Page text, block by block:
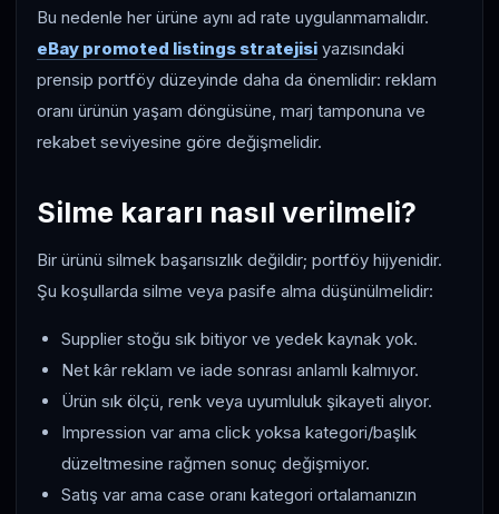
Bu nedenle her ürüne aynı ad rate uygulanmamalıdır.
eBay promoted listings stratejisi yazısındaki
prensip portföy düzeyinde daha da önemlidir: reklam
oranı ürünün yaşam döngüsüne, marj tamponuna ve
rekabet seviyesine göre değişmelidir.
Silme kararı nasıl verilmeli?
Bir ürünü silmek başarısızlık değildir; portföy hijyenidir.
Şu koşullarda silme veya pasife alma düşünülmelidir:
Supplier stoğu sık bitiyor ve yedek kaynak yok.
Net kâr reklam ve iade sonrası anlamlı kalmıyor.
Ürün sık ölçü, renk veya uyumluluk şikayeti alıyor.
Impression var ama click yoksa kategori/başlık
düzeltmesine rağmen sonuç değişmiyor.
Satış var ama case oranı kategori ortalamanızın